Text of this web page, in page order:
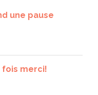
une pause
fois merci!